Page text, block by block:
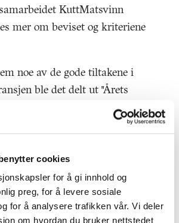
cookies
for å gi innhold og
preg, for å levere sosiale
for å analysere trafikken vår. Vi deler
om hvordan du bruker nettstedet
KuttMatsvinn
mer om beviset og kriteriene
noe av de gode tiltakene i
ble det delt ut "Årets
tiltak". Det ble delt ut pris i
og nedenfor presenteres
kreative tiltak
mest kreative
ble Scandic, som har